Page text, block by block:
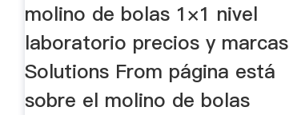
molino de bolas 1×1 nivel
laboratorio precios y marcas
Solutions From página está
sobre el molino de bolas